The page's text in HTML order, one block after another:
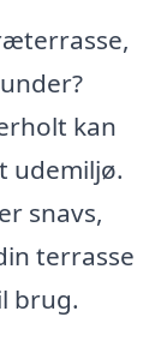
kan
udemiljø.
snavs,
terrasse
brug.